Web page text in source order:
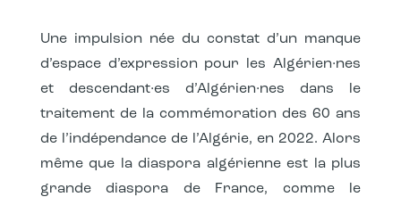
Une impulsion née du constat d’un manque
d’espace d’expression pour les Algérien·nes
et descendant·es d’Algérien·nes dans le
traitement de la commémoration des 60 ans
de l’indépendance de l’Algérie, en 2022. Alors
même que la diaspora algérienne est la plus
grande diaspora de France, comme le